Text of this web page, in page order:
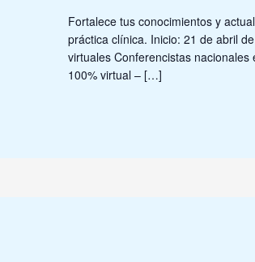
Fortalece tus conocimientos y
práctica clínica. Inicio: 21 de abril
virtuales Conferencistas
100% virtual – […]